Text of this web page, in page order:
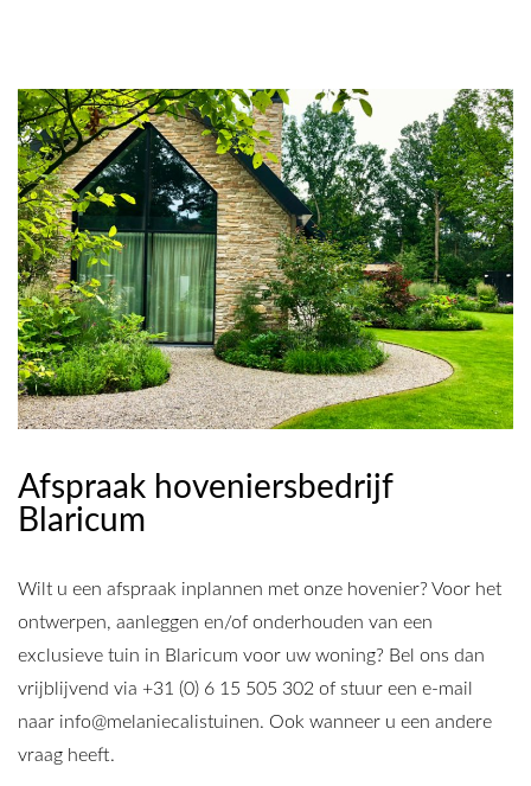
Afspraak hoveniersbedrijf
Blaricum
Wilt u een afspraak inplannen met onze hovenier? Voor het
ontwerpen, aanleggen en/of onderhouden van een
exclusieve tuin in Blaricum voor uw woning? Bel ons dan
vrijblijvend via +31 (0) 6 15 505 302 of stuur een e-mail
naar info@melaniecalistuinen. Ook wanneer u een andere
vraag heeft.